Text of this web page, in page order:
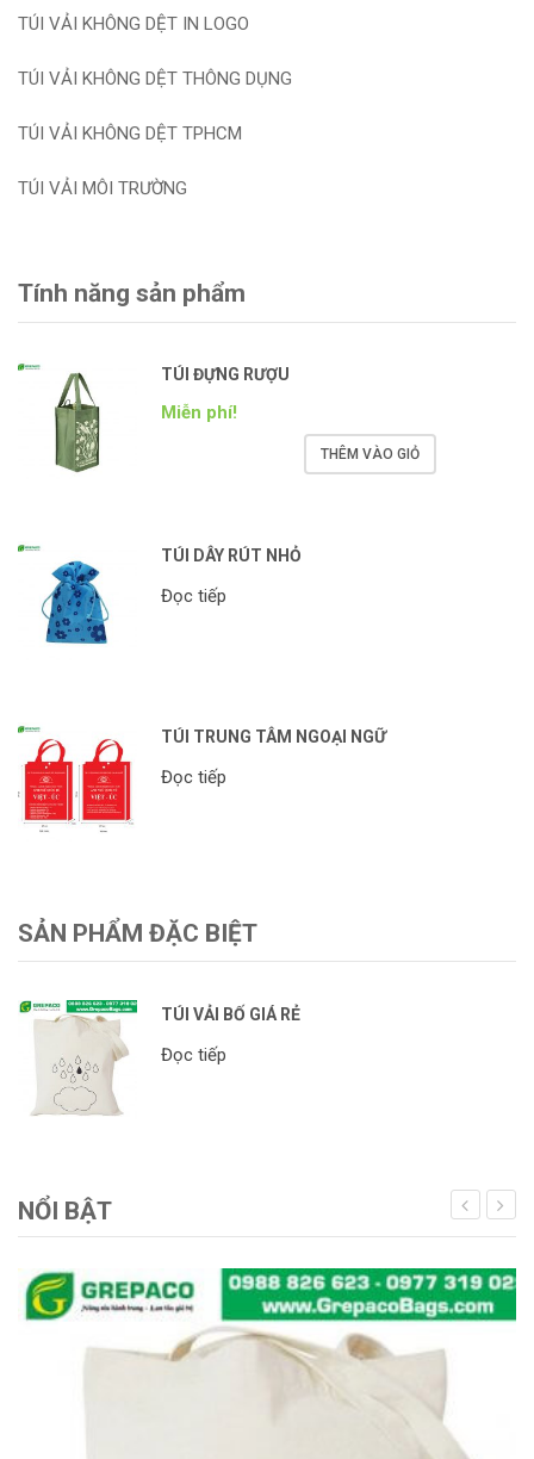
TÚI VẢI KHÔNG DỆT IN LOGO
TÚI VẢI KHÔNG DỆT THÔNG DỤNG
TÚI VẢI KHÔNG DỆT TPHCM
TÚI VẢI MÔI TRƯỜNG
Tính năng sản phẩm
TÚI ĐỰNG RƯỢU
Miễn phí!
THÊM VÀO GIỎ
TÚI DÂY RÚT NHỎ
Đọc tiếp
TÚI TRUNG TÂM NGOẠI NGỮ
Đọc tiếp
SẢN PHẨM ĐẶC BIỆT
TÚI VẢI BỐ GIÁ RẺ
Đọc tiếp
NỔI BẬT